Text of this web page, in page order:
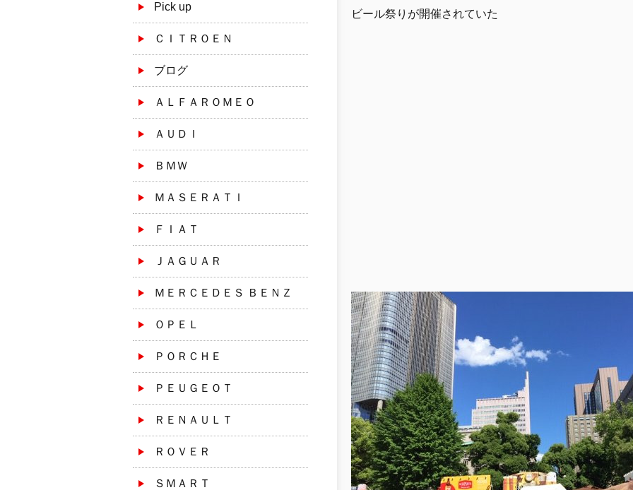
Pick up
ＣＩＴＲＯＥＮ
ブログ
ＡＬＦＡＲＯＭＥＯ
ＡＵＤＩ
ＢＭＷ
ＭＡＳＥＲＡＴＩ
ＦＩＡＴ
ＪＡＧＵＡＲ
ＭＥＲＣＥＤＥＳ ＢＥＮＺ
ＯＰＥＬ
ＰＯＲＣＨＥ
ＰＥＵＧＥＯＴ
ＲＥＮＡＵＬＴ
ＲＯＶＥＲ
ＳＭＡＲＴ
ビール祭りが開催されていた